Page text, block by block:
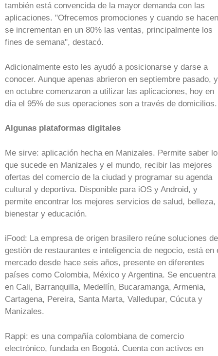
también está convencida de la mayor demanda con las
aplicaciones. "Ofrecemos promociones y cuando se hacen
se incrementan en un 80% las ventas, principalmente los
fines de semana", destacó.
Adicionalmente esto les ayudó a posicionarse y darse a
conocer. Aunque apenas abrieron en septiembre pasado, y
en octubre comenzaron a utilizar las aplicaciones, hoy en
día el 95% de sus operaciones son a través de domicilios.
Algunas plataformas digitales
Me sirve: aplicación hecha en Manizales. Permite saber lo
que sucede en Manizales y el mundo, recibir las mejores
ofertas del comercio de la ciudad y programar su agenda
cultural y deportiva. Disponible para iOS y Android, y
permite encontrar los mejores servicios de salud, belleza,
bienestar y educación.
iFood: La empresa de origen brasilero reúne soluciones de
gestión de restaurantes e inteligencia de negocio, está en
mercado desde hace seis años, presente en diferentes
países como Colombia, México y Argentina. Se encuentra
en Cali, Barranquilla, Medellín, Bucaramanga, Armenia,
Cartagena, Pereira, Santa Marta, Valledupar, Cúcuta y
Manizales.
Rappi: es una compañía colombiana de comercio
electrónico, fundada en Bogotá. Cuenta con activos en